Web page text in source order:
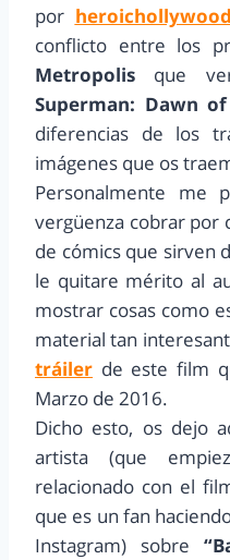
por heroichollywood
conflicto entre los
Metropolis que
Superman: Dawn of
diferencias de los
imágenes que os
Personalmente me
vergüenza cobrar por
de cómics que sirven
le quitare mérito al
mostrar cosas como
material tan
tráiler de este film
Marzo de 2016.
Dicho esto, os dejo
artista (que
relacionado con el
que es un fan
Instagram) sobre